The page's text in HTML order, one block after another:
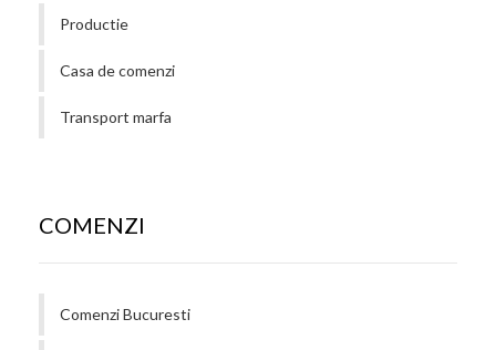
Productie
Casa de comenzi
Transport marfa
COMENZI
Comenzi Bucuresti